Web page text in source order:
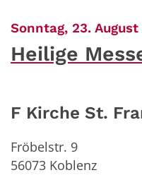
Sonntag, 23.
Heilige
F Kirche St.
Fröbelstr. 9
56073 Koblenz